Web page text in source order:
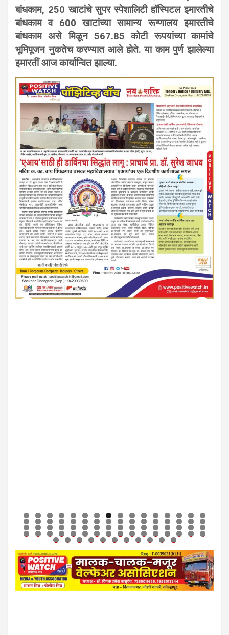
बांधकाम, 250 खाटांचे सुपर स्पेशालिटी हॉस्पिटल इमारतीचे
बांधकाम व 600 खाटांच्या सामान्य रूग्णालय इमारतीचे
बांधकाम असे मिळून 567.85 कोटी रूपयांच्या कामांचे
भूमिपूजन नुकतेच करण्यात आले होते. या काम पुर्ण झालेल्या
इमारतीं आज कार्यान्वित झाल्या.
0 1 2 3 4 5 6
7 8 9 0 1 2 3 4 5 6 7 8 9 0 1 2
3 4 5 6 7 8 9 0 1 2 3 4 5 6 7 8
9 0 1 2 3 4 5 6 7 8 9 0 1 2 3 4
5 6 7 8 9 0 1 2 3 4 5